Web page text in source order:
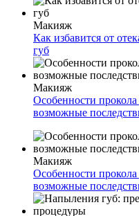
Макияж
Как избавится от
губ
Макияж
Особенности
возможные
Макияж
Особенности
возможные